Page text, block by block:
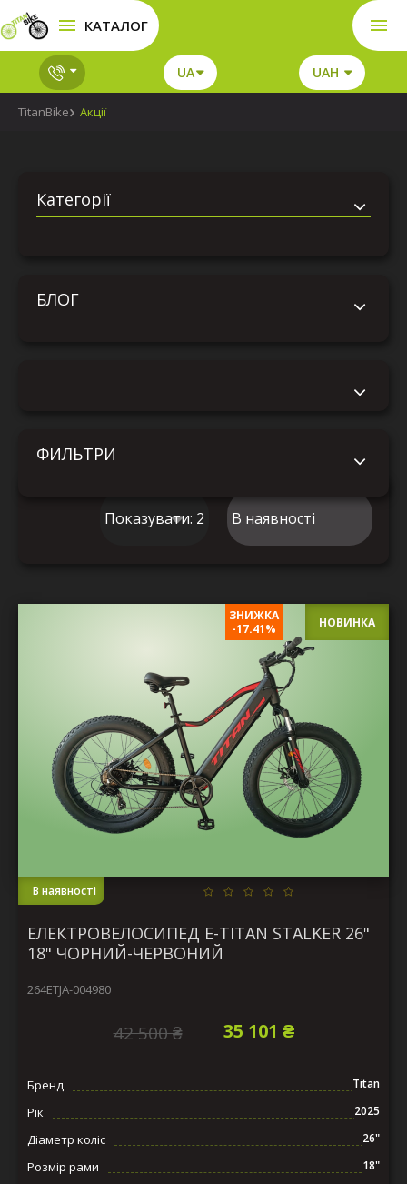
КАТАЛОГ
UA UAH
TitanBike Акції
Категорії
БЛОГ
ФИЛЬТРИ
ЗНИЖКА
ЗНИЖКА
-17.41%
НОВИНКА
В наявності
ЕЛЕКТРОВЕЛОСИПЕД E-TITAN STALKER 26"
18" ЧОРНИЙ-ЧЕРВОНИЙ
264ETJA-004980
35 101 ₴
42 500 ₴
Бренд Titan
Рік 2025
Діаметр коліс 26"
Розмір рами 18"